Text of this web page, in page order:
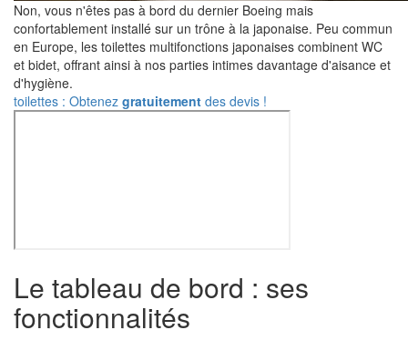
Non, vous n'êtes pas à bord du dernier Boeing mais
confortablement installé sur un trône à la japonaise. Peu commun
en Europe, les toilettes multifonctions japonaises combinent WC
et bidet, offrant ainsi à nos parties intimes davantage d'aisance et
d'hygiène.
toilettes : Obtenez gratuitement des devis !
Le tableau de bord : ses
fonctionnalités